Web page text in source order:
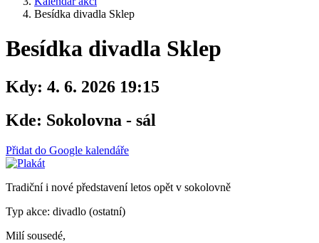
Besídka divadla Sklep
Besídka divadla Sklep
Kdy: 4. 6. 2026 19:15
Kde: Sokolovna - sál
Přidat do Google kalendáře
Tradiční i nové představení letos opět v sokolovně
Typ akce: divadlo (ostatní)
Milí sousedé,